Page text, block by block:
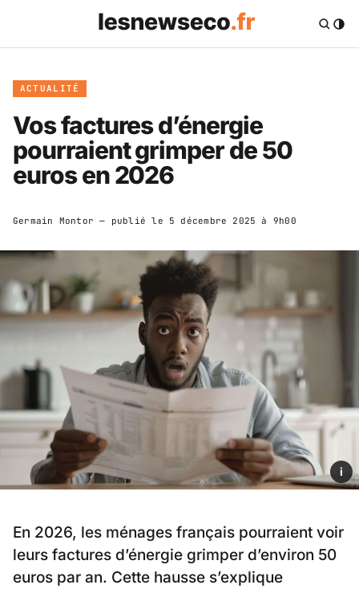
ACTUALITÉ
Vos factures d’énergie
pourraient grimper de 50
euros en 2026
Germain Montor — publié le 5 décembre 2025 à 9h00
i
En 2026, les ménages français pourraient voir
leurs factures d’énergie grimper d’environ 50
euros par an. Cette hausse s’explique